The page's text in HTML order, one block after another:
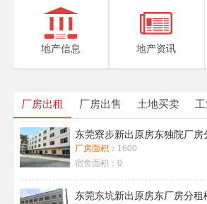
地产信息 地产资讯
厂房出租 厂房出售 土地买卖
东莞寮步新出原房东独院厂
厂房面积： 1600
宿舍面积： 0
东莞东坑新出原房东厂房分